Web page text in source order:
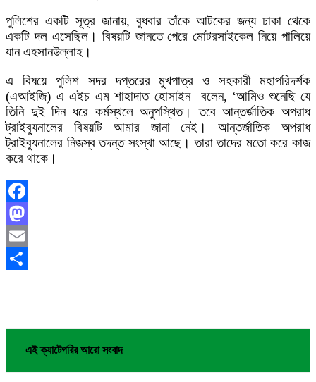
পুলিশের একটি সূত্র জানায়, বুধবার তাঁকে আটকের জন্য ঢাকা থেকে
একটি দল এসেছিল। বিষয়টি জানতে পেরে মোটরসাইকেল নিয়ে পালিয়ে
যান এহসানউল্লাহ।
এ বিষয়ে পুলিশ সদর দপ্তরের মুখপাত্র ও সহকারী মহাপরিদর্শক
(এআইজি) এ এইচ এম শাহাদাত হোসাইন বলেন, ‘আমিও শুনেছি যে
তিনি দুই দিন ধরে কর্মস্থলে অনুপস্থিত। তবে আন্তর্জাতিক অপরাধ
ট্রাইব্যুনালের বিষয়টি আমার জানা নেই। আন্তর্জাতিক অপরাধ
ট্রাইব্যুনালের নিজস্ব তদন্ত সংস্থা আছে। তারা তাদের মতো করে কাজ
করে থাকে।
Facebook
Mastodon
Email
এই ক্যাটেগরির আরো সংবাদ